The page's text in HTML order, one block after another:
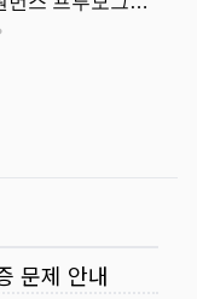
문제 안내